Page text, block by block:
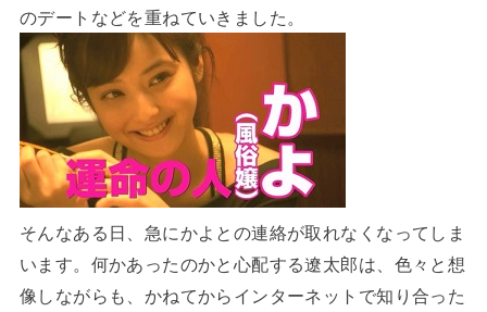
のデートなどを重ねていきました。
そんなある日、急にかよとの連絡が取れなくなってしま
います。何かあったのかと心配する遼太郎は、色々と想
像しながらも、かねてからインターネットで知り合った